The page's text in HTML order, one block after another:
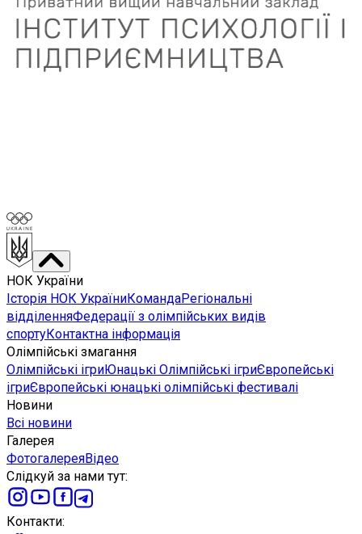
НОК України
Історія НОК УкраїниКомандаРегіональні
відділенняФедерації з олімпійських видів
спортуКонтактна інформація
Олімпійські змагання
Олімпійські ігриЮнацькі Олімпійські ігриЄвропейські
ігриЄвропейські юнацькі олімпійські фестивалі
Новини
Всі новини
Галерея
ФотогалереяВідео
Слідкуй за нами тут:
Контакти: